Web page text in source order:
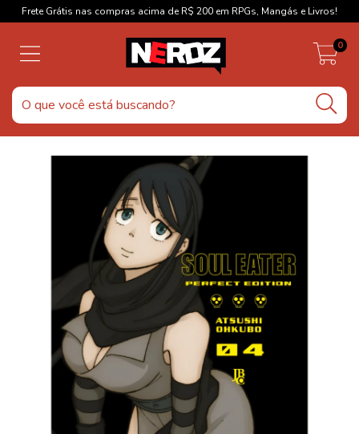
Frete Grátis nas compras acima de R$ 200 em RPGs, Mangás e Livros!
0